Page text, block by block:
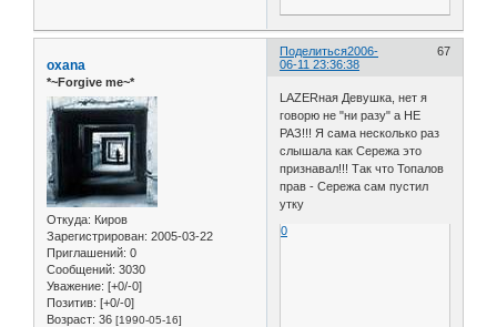
Поделиться 67
2006-
06-11 23:36:38
oxana
*~Forgive me~*
Откуда: Киров
Зарегистрирован: 2005-03-22
Приглашений: 0
Сообщений: 3030
Уважение: [+0/-0]
Позитив: [+0/-0]
Возраст: 36 [1990-05-16]
LAZERная Девушка, нет я
говорю не "ни разу" а НЕ
РАЗ!!! Я сама несколько раз
слышала как Сережа это
признавал!!! Так что Топалов
прав - Сережа сам пустил
утку
0